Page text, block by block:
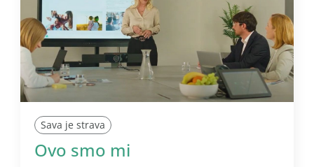
Sava je strava
Ovo smo mi